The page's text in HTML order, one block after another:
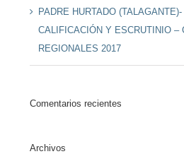
PADRE HURTADO
CALIFICACIÓN Y ESCRUTINIO –
REGIONALES 2017
Comentarios recientes
Archivos